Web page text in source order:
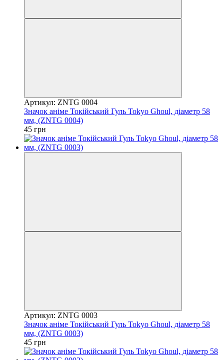
Артикул: ZNTG 0004
Значок аніме Токійський Гуль Tokyo Ghoul, діаметр 58
мм, (ZNTG 0004)
45 грн
Артикул: ZNTG 0003
Значок аніме Токійський Гуль Tokyo Ghoul, діаметр 58
мм, (ZNTG 0003)
45 грн